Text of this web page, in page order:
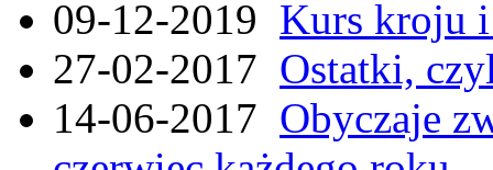
09-12-2019 Kurs kroju i
27-02-2017 Ostatki,
14-06-2017 Obyczaje